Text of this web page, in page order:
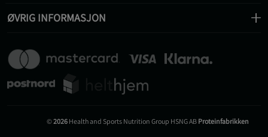
ØVRIG INFORMASJON
©2026 Health and Sports Nutrition Group HSNG AB Proteinfabrikken